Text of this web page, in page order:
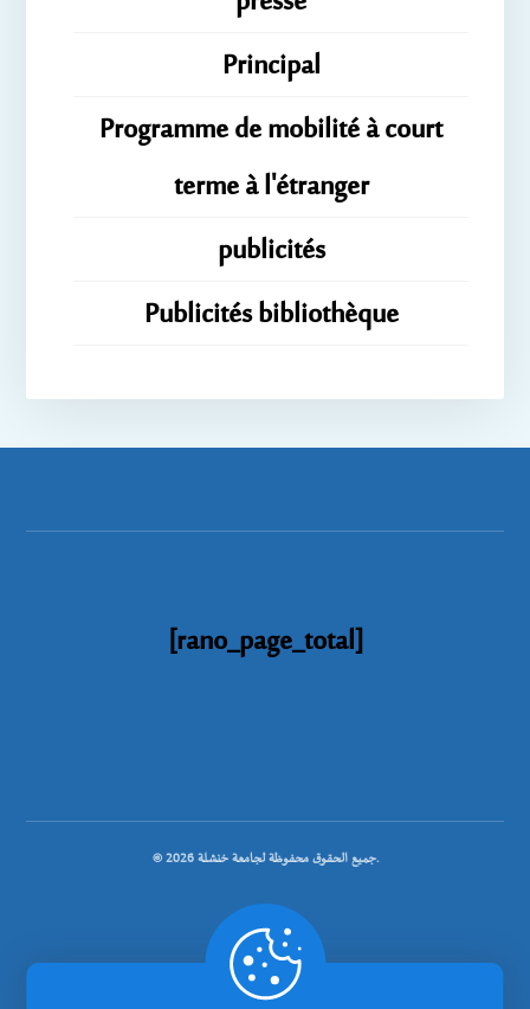
Principal
Programme de mobilité à court
terme à l'étranger
publicités
Publicités bibliothèque
[rano_page_total]
© جميع الحقوق محفوظة لجامعة خنشلة 2026.
.